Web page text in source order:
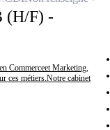
(H/F) -
Commerceet Marketing,
ces métiers.Notre cabinet